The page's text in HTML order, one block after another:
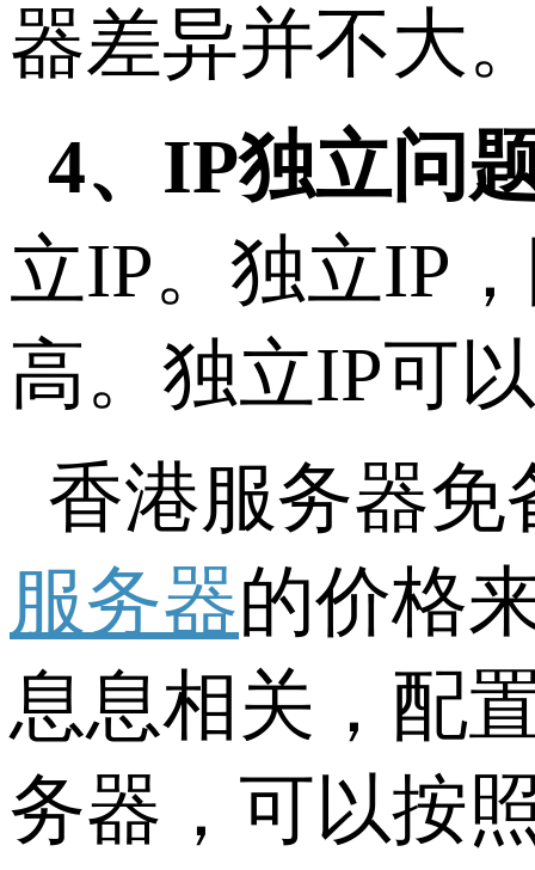
器差异并不大
4、IP独立问
立IP。独立IP
高。独立IP可
香港服务器免
服务器的价格
息息相关，配
务器，可以按